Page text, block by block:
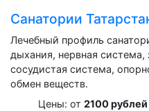
Санатории
Лечебный профиль
дыхания, нервная
сосудистая система,
обмен веществ.
Цены: от 2100 рублей